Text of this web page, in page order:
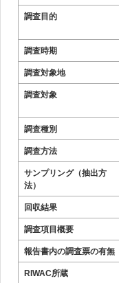
調査目的
調査時期
調査対象地
調査対象
調査種別
調査方法
サンプリング（抽出方
法）
回収結果
調査項目概要
報告書内の調査票の有無
RIWAC所蔵